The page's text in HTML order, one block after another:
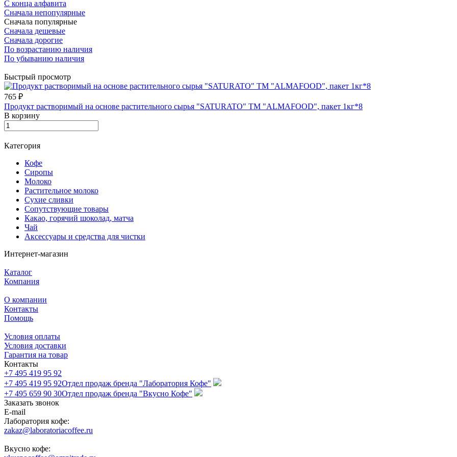
С конца алфавита
Сначала непопулярные
Сначала популярные
Сначала дешевые
Сначала дорогие
По возрастанию наличия
По убыванию наличия
Быстрый просмотр
765 ₽
Продукт растворимый на основе растительного сырья "SATURATO" ТМ "ALMAFOOD", пакет 1кг*8
В корзину
Категория
Кофе
Сиропы
Молоко
Растительное молоко
Сухие сливки
Сопутствующие товары
Какао, горячий шоколад, матча
Чай
Аксессуары и средства для чистки
Интернет-магазин
Каталог
Компания
О компании
Контакты
Помощь
Условия оплаты
Условия доставки
Гарантия на товар
Контакты
+7 495 419 95 92
+7 495 419 95 92Отдел продаж бренда "Лаборатория Кофе"
+7 495 659 90 30Отдел продаж бренда "Вкусно Кофе"
Заказать звонок
E-mail
Лаборатория кофе:
zakaz@laboratoriacoffee.ru
Вкусно кофе: